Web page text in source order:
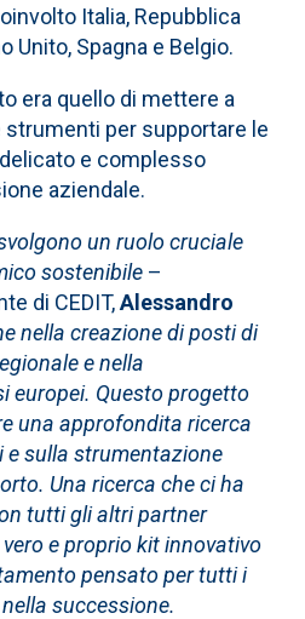
Italia, Repubblica
Unito, Spagna e Belgio.
era quello di mettere a
per supportare le
e complesso
aziendale.
un ruolo cruciale
sostenibile –
di CEDIT,Alessandro
nella creazione di posti di
e nella
europei. Questo progetto
una approfondita ricerca
e sulla strumentazione
Una ricerca che ci ha
tutti gli altri partner
e proprio kit innovativo
pensato per tutti i
successione.